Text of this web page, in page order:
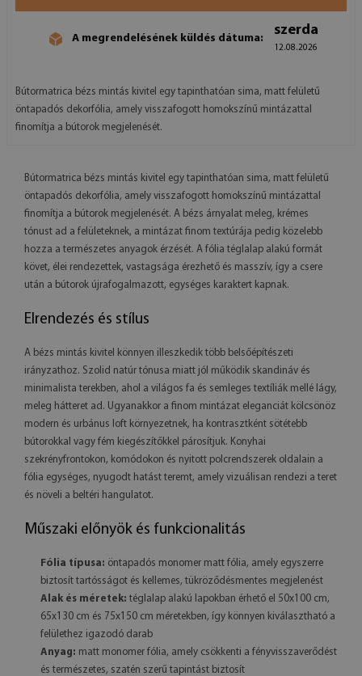
A megrendelésének küldés dátuma:
szerda
12.08.2026
Bútormatrica bézs mintás kivitel egy tapinthatóan sima, matt felületű
öntapadós dekorfólia, amely visszafogott homokszínű mintázattal
finomítja a bútorok megjelenését.
Bútormatrica bézs mintás kivitel egy tapinthatóan sima, matt felületű
öntapadós dekorfólia, amely visszafogott homokszínű mintázattal
finomítja a bútorok megjelenését. A bézs árnyalat meleg, krémes
tónust ad a felületeknek, a mintázat finom textúrája pedig közelebb
hozza a természetes anyagok érzését. A fólia téglalap alakú formát
követ, élei rendezettek, vastagsága érezhető és masszív, így a csere
után a bútorok újrafogalmazott, egységes karaktert kapnak.
Elrendezés és stílus
A bézs mintás kivitel könnyen illeszkedik több belsőépítészeti
irányzathoz. Szolid natúr tónusa miatt jól működik skandináv és
minimalista terekben, ahol a világos fa és semleges textíliák mellé lágy,
meleg hátteret ad. Ugyanakkor a finom mintázat eleganciát kölcsönöz
modern és urbánus loft környezetnek, ha kontrasztként sötétebb
bútorokkal vagy fém kiegészítőkkel párosítjuk. Konyhai
szekrényfrontokon, komódokon és nyitott polcrendszerek oldalain a
fólia egységes, nyugodt hatást teremt, amely vizuálisan rendezi a teret
és növeli a beltéri hangulatot.
Műszaki előnyök és funkcionalitás
Fólia típusa: öntapadós monomer matt fólia, amely egyszerre
biztosít tartósságot és kellemes, tükröződésmentes megjelenést
Alak és méretek: téglalap alakú lapokban érhető el 50x100 cm,
65x130 cm és 75x150 cm méretekben, így könnyen kiválasztható a
felülethez igazodó darab
Anyag: matt monomer fólia, amely csökkenti a fényvisszaverődést
és természetes, szatén szerű tapintást biztosít